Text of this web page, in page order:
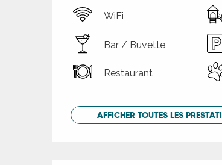
WiFi
Bar / Buvette
Restaurant
AFFICHER TOUTES LES